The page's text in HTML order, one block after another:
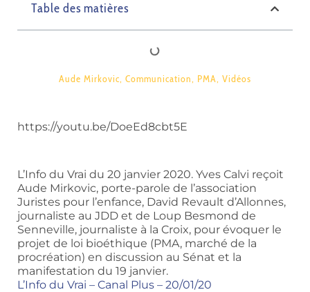
Table des matières
Aude Mirkovic, Communication, PMA, Vidéos
https://youtu.be/DoeEd8cbt5E
L’Info du Vrai du 20 janvier 2020. Yves Calvi reçoit
Aude Mirkovic, porte-parole de l’association
Juristes pour l’enfance, David Revault d’Allonnes,
journaliste au JDD et de Loup Besmond de
Senneville, journaliste à la Croix, pour évoquer le
projet de loi bioéthique (PMA, marché de la
procréation) en discussion au Sénat et la
manifestation du 19 janvier.
L’Info du Vrai – Canal Plus – 20/01/20